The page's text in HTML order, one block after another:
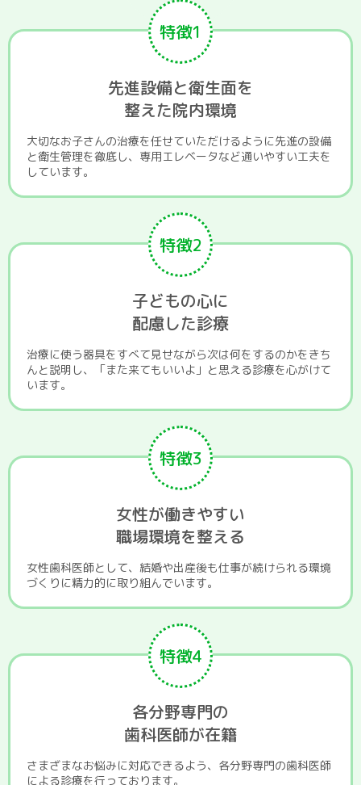
特徴1
先進設備と衛生面を
整えた院内環境
大切なお子さんの治療を任せていただけるように先進の設備
と衛生管理を徹底し、専用エレベータなど通いやすい工夫を
しています。
特徴2
子どもの心に
配慮した診療
治療に使う器具をすべて見せながら次は何をするのかをきち
んと説明し、「また来てもいいよ」と思える診療を心がけて
います。
特徴3
女性が働きやすい
職場環境を整える
女性歯科医師として、結婚や出産後も仕事が続けられる環境
づくりに精力的に取り組んでいます。
特徴4
各分野専門の
歯科医師が在籍
さまざまなお悩みに対応できるよう、各分野専門の歯科医師
による診療を行っております。